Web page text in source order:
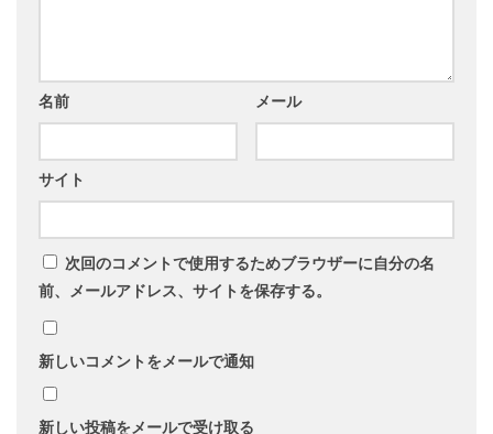
名前 メール
サイト
次回のコメントで使用するためブラウザーに自分の名
前、メールアドレス、サイトを保存する。
新しいコメントをメールで通知
新しい投稿をメールで受け取る